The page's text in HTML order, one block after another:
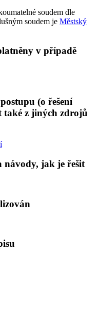
soudem dle
soudem je Městský
v případě
(o řešení
také z jiných zdrojů
návody, jak je řešit